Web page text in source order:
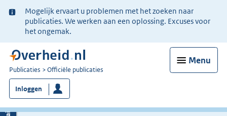
Ter
informatie:
Mogelijk ervaart u problemen met het zoeken naar
publicaties. We werken aan een oplossing. Excuses voor
het ongemak.
Menu
U
bent
nu
hier:
Publicaties Officiële publicaties
Inloggen